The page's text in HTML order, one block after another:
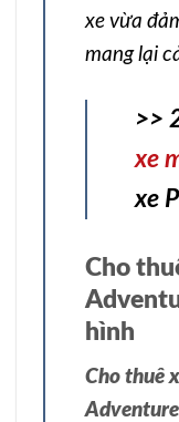
xe vừa
mang lại
>>
xe
xe
Cho
hình
Cho thuê
Adventure